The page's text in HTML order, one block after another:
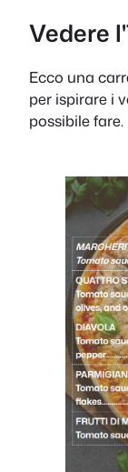
Vedere
Ecco una
per ispirare i
possibile fare.